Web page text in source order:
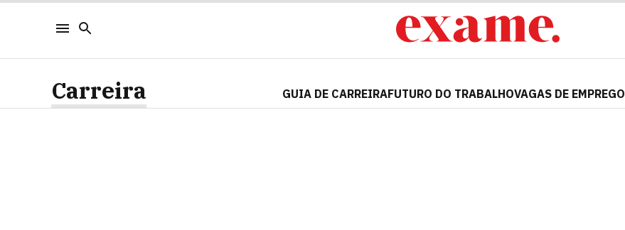
Carreira GUIA DE CARREIRAFUTURO DO TRABALHOVAGAS DE EMPREGO